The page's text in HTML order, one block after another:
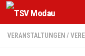
Zum Inhalt springen
VERANSTALTUNGEN /